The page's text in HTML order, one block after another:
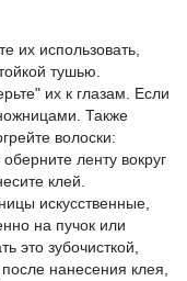
их использовать,
тушью.
их к глазам. Если
Также
волоски:
ленту вокруг
клей.
искусственные,
на пучок или
это зубочисткой,
нанесения клея,